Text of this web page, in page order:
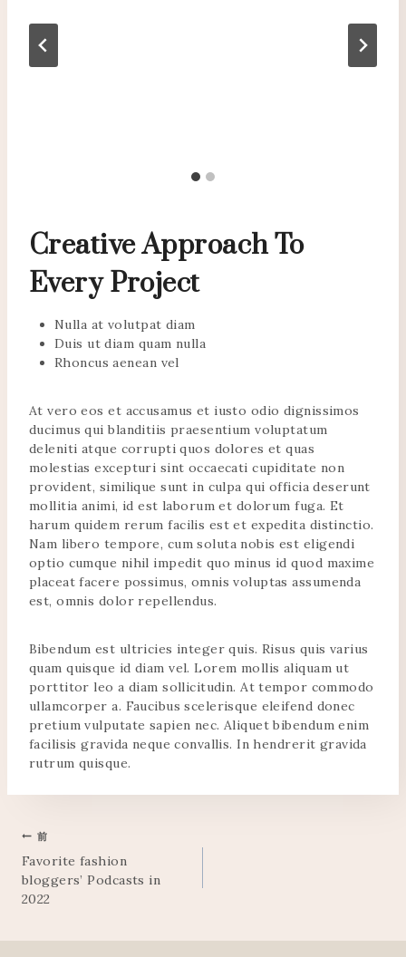
Creative Approach To
Every Project
Nulla at volutpat diam
Duis ut diam quam nulla
Rhoncus aenean vel
At vero eos et accusamus et iusto odio dignissimos
ducimus qui blanditiis praesentium voluptatum
deleniti atque corrupti quos dolores et quas
molestias excepturi sint occaecati cupiditate non
provident, similique sunt in culpa qui officia deserunt
mollitia animi, id est laborum et dolorum fuga. Et
harum quidem rerum facilis est et expedita distinctio.
Nam libero tempore, cum soluta nobis est eligendi
optio cumque nihil impedit quo minus id quod maxime
placeat facere possimus, omnis voluptas assumenda
est, omnis dolor repellendus.
Bibendum est ultricies integer quis. Risus quis varius
quam quisque id diam vel. Lorem mollis aliquam ut
porttitor leo a diam sollicitudin. At tempor commodo
ullamcorper a. Faucibus scelerisque eleifend donec
pretium vulputate sapien nec. Aliquet bibendum enim
facilisis gravida neque convallis. In hendrerit gravida
rutrum quisque.
投
稿
前
Favorite fashion
bloggers’ Podcasts in
2022